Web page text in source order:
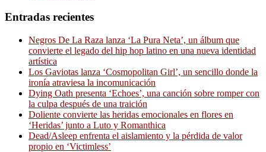
Entradas recientes
Negros De La Raza lanza ‘La Pura Neta’, un álbum que
convierte el legado del hip hop latino en una nueva identidad
artística
Los Gaviotas lanza ‘Cosmopolitan Girl’, un sencillo donde la
ironía atraviesa la incomunicación
Dying Oath presenta ‘Echoes’, una canción sobre romper con
la culpa después de una traición
Doliente convierte las heridas emocionales en flores en
‘Heridas’ junto a Luto y Romanthica
Dead/Asleep enfrenta el aislamiento y la pérdida de valor
propio en ‘Victimless’